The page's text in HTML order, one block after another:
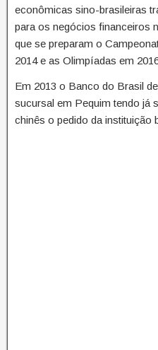
econômicas sino-brasileiras
para os negócios financeiros
que se preparam o
2014 e as Olimpíadas em
Em 2013 o Banco do Brasil
sucursal em Pequim tendo já
chinês o pedido da instituição